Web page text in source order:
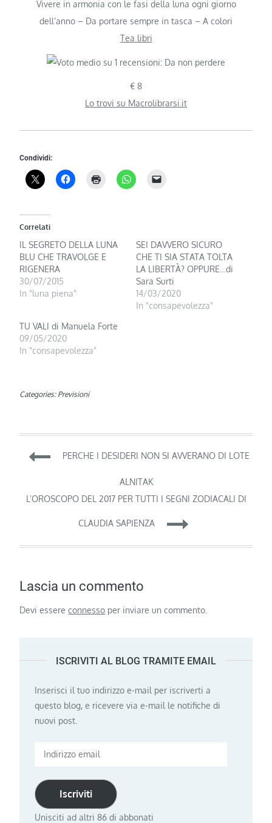
Vivere in armonia con le fasi della luna ogni giorno
dell’anno – Da portare sempre in tasca – A colori
Tea libri
€ 8
Lo trovi su Macrolibrarsi.it
Condividi:
Correlati
IL SEGRETO DELLA LUNA
BLU CHE TRAVOLGE E
RIGENERA
30/07/2015
In "luna piena"
SEI DAVVERO SICURO
CHE TI SIA STATA TOLTA
LA LIBERTÀ? OPPURE…di
Sara Surti
14/03/2020
In "consapevolezza"
TU VALI di Manuela Forte
09/05/2020
In "consapevolezza"
Categories: Previsioni
Navigazione
articoli
PERCHE I DESIDERI NON SI AVVERANO DI LOTE
ALNITAK
L’OROSCOPO DEL 2017 PER TUTTI I SEGNI ZODIACALI DI
CLAUDIA SAPIENZA
Lascia un commento
Devi essereconnesso per inviare un commento.
ISCRIVITI AL BLOG TRAMITE EMAIL
Inserisci il tuo indirizzo e-mail per iscriverti a
questo blog, e ricevere via e-mail le notifiche di
nuovi post.
Indirizzo
Iscriviti
Unisciti ad altri 86 di abbonati